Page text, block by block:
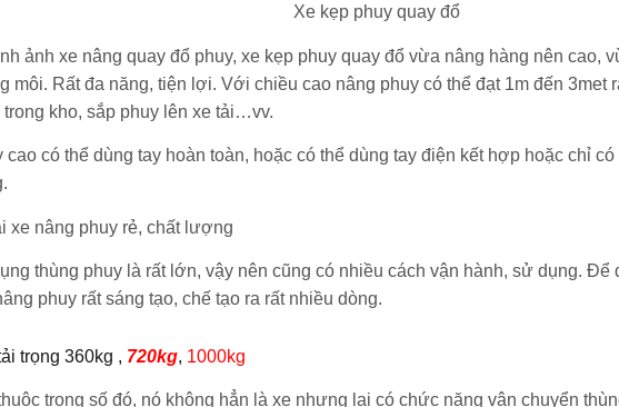
Xe kẹp phuy quay đổ
ảnh xe nâng quay đổ phuy, xe kẹp phuy quay đổ vừa nâng hàng nên cao,
môi. Rất đa năng, tiện lợi. Với chiều cao nâng phuy có thể đạt 1m đến 3met
trong kho, sắp phuy lên xe tải…vv.
cao có thể dùng tay hoàn toàn, hoặc có thể dùng tay điện kết hợp hoặc chỉ
xe nâng phuy rẻ, chất lượng
thùng phuy là rất lớn, vậy nên cũng có nhiều cách vận hành, sử dụng.
phuy rất sáng tạo, chế tạo ra rất nhiều dòng.
trọng 360kg , 720kg, 1000kg
trong số đó, nó không hẳn là xe nhưng lại có chức năng vận chuyển